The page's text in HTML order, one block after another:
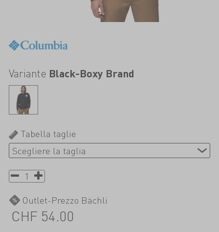
Variante Black-Boxy Brand
Tabella taglie
Outlet-Prezzo Bächli
CHF 54.00